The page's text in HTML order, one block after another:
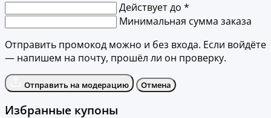
Действует до *
Минимальная сумма заказа
Отправить промокод можно и без входа. Если войдёте
— напишем на почту, прошёл ли он проверку.
Отправить на модерацию Отмена
Избранные купоны